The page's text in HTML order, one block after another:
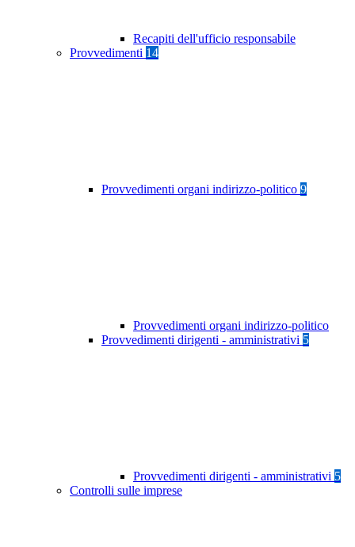
Recapiti dell'ufficio responsabile
Provvedimenti 14
Provvedimenti organi indirizzo-politico 9
Provvedimenti organi indirizzo-politico
Provvedimenti dirigenti - amministrativi 5
Provvedimenti dirigenti - amministrativi 5
Controlli sulle imprese